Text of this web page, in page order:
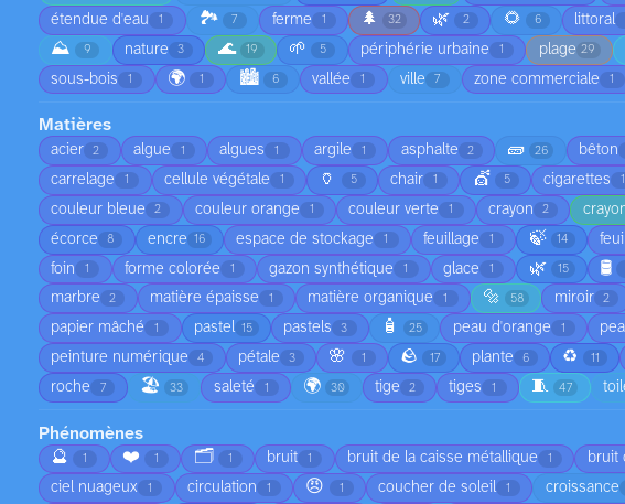
étendue d'eau 1 🏞️ 7 ferme 1 🌲 32 🌿 2 🌻 6 littoral
⛰️ 9 nature 3 🌊 19 🌱 5 périphérie urbaine 1 plage 29
sous-bois 1 🌍 1 🏙️ 6 vallée 1 ville 7 zone commerciale 1
Matières
acier 2 algue 1 algues 1 argile 1 asphalte 2 🧱 26 bêton
carrelage 1 cellule végétale 1 🏺 5 chair 1 💇 5 cigarettes 1
couleur bleue 2 couleur orange 1 couleur verte 1 crayon 2
écorce 8 encre 16 espace de stockage 1 feuillage 1 🍃 14
foin 1 forme colorée 1 gazon synthétique 1 glace 1 🌿 15 🛢️
marbre 2 matière épaisse 1 matière organique 1 🔩 58 miroir 2
papier mâché 1 pastel 15 pastels 3 🧴 25 peau d'orange 1
peinture numérique 4 pétale 3 🌸 1 🪨 17 plante 6 ♻️ 11
roche 7 🏖️ 33 saleté 1 🌍 30 tige 2 tiges 1 🧵 47
Phénomènes
🔮
1 ❤️ 1 🗂️ 1 bruit 1 bruit de la caisse métallique 1 bruit
ciel nuageux 1 circulation 1 😠 1 coucher de soleil 1 croissance